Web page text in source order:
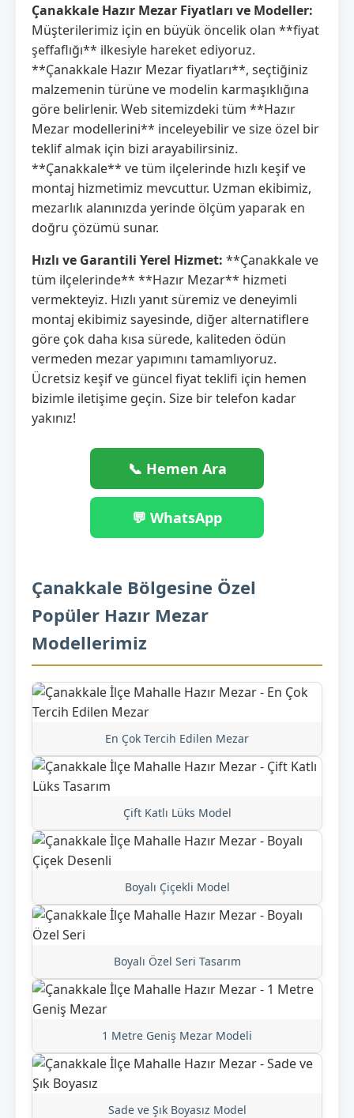
Çanakkale Hazır Mezar Fiyatları ve Modeller:
Müşterilerimiz için en büyük öncelik olan **fiyat
şeffaflığı** ilkesiyle hareket ediyoruz.
**Çanakkale Hazır Mezar fiyatları**, seçtiğiniz
malzemenin türüne ve modelin karmaşıklığına
göre belirlenir. Web sitemizdeki tüm **Hazır
Mezar modellerini** inceleyebilir ve size özel bir
teklif almak için bizi arayabilirsiniz.
**Çanakkale** ve tüm ilçelerinde hızlı keşif ve
montaj hizmetimiz mevcuttur. Uzman ekibimiz,
mezarlık alanınızda yerinde ölçüm yaparak en
doğru çözümü sunar.
Hızlı ve Garantili Yerel Hizmet: **Çanakkale ve
tüm ilçelerinde** **Hazır Mezar** hizmeti
vermekteyiz. Hızlı yanıt süremiz ve deneyimli
montaj ekibimiz sayesinde, diğer alternatiflere
göre çok daha kısa sürede, kaliteden ödün
vermeden mezar yapımını tamamlıyoruz.
Ücretsiz keşif ve güncel fiyat teklifi için hemen
bizimle iletişime geçin. Size bir telefon kadar
yakınız!
📞 Hemen Ara
💬 WhatsApp
Çanakkale Bölgesine Özel
Popüler Hazır Mezar
Modellerimiz
En Çok Tercih Edilen Mezar
Çift Katlı Lüks Model
Boyalı Çiçekli Model
Boyalı Özel Seri Tasarım
1 Metre Geniş Mezar Modeli
Sade ve Şık Boyasız Model